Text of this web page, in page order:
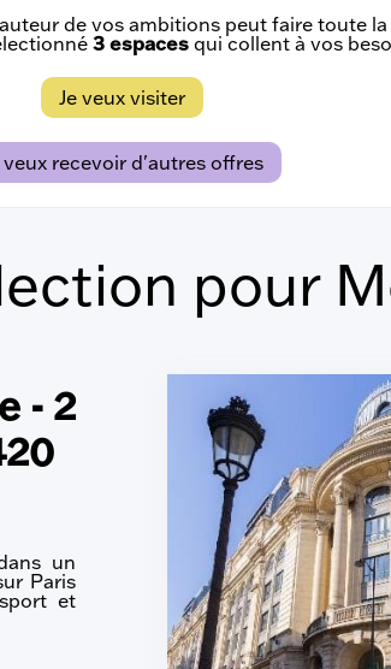
de vos ambitions peut faire toute
3 espacesqui collent à vos
Je veux visiter
veux recevoir d'autres offres
pour
- 2
un
Paris
et